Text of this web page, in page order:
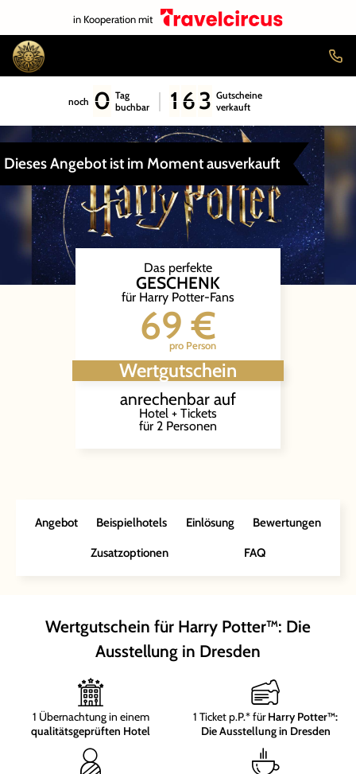
in Kooperation mit
noch 0 Tag
buchbar
1 63 Gutscheine
verkauft
Dieses Angebot ist im Moment ausverkauft
Das perfekte
GESCHENK
für Harry Potter-Fans
69 €
pro Person
Wertgutschein
anrechenbar auf
Hotel + Tickets
für 2 Personen
Angebot Beispielhotels Einlösung Bewertungen
Zusatzoptionen FAQ
Wertgutschein für Harry Potter™: Die
Ausstellung in Dresden
1 Übernachtung in einem
qualitätsgeprüften Hotel
1 Ticket p.P.* fürHarry Potter™:
Die Ausstellung in Dresden